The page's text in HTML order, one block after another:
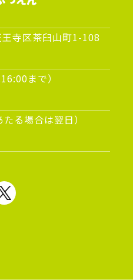
寺区茶臼山町1-108
まで）
る場合は翌日）